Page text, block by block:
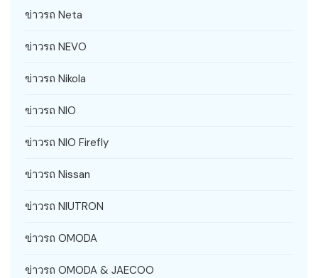
ข่าวรถ Neta
ข่าวรถ NEVO
ข่าวรถ Nikola
ข่าวรถ NIO
ข่าวรถ NIO Firefly
ข่าวรถ Nissan
ข่าวรถ NIUTRON
ข่าวรถ OMODA
ข่าวรถ OMODA & JAECOO